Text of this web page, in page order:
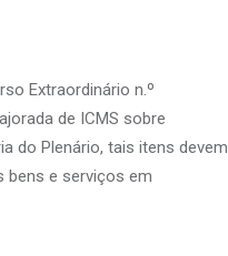
Extraordinário n.º
de ICMS sobre
do Plenário, tais itens devem
bens e serviços em